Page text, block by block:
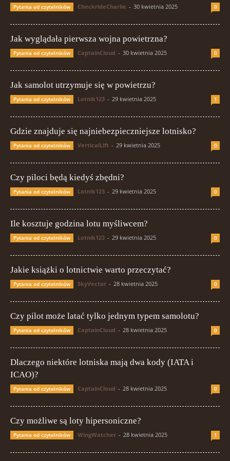
Pytania od czytelników CheckrideCharlie - 30 kwietnia 2025 0
Jak wyglądała pierwsza wojna powietrzna?
Pytania od czytelników CaptainCloud - 30 kwietnia 2025 0
Jak samolot utrzymuje się w powietrzu?
Pytania od czytelników Lotnik123 - 29 kwietnia 2025 1
Gdzie znajduje się najniebezpieczniejsze lotnisko?
Pytania od czytelników VerticalLift - 29 kwietnia 2025 0
Czy piloci będą kiedyś zbędni?
Pytania od czytelników Lotnik123 - 29 kwietnia 2025 0
Ile kosztuje godzina lotu myśliwcem?
Pytania od czytelników Lotnik123 - 29 kwietnia 2025 0
Jakie książki o lotnictwie warto przeczytać?
Pytania od czytelników SkyVector - 28 kwietnia 2025 0
Czy pilot może latać tylko jednym typem samolotu?
Pytania od czytelników CaptainCloud - 28 kwietnia 2025 0
Dlaczego niektóre lotniska mają dwa kody (IATA i
ICAO)?
Pytania od czytelników CaptainCloud - 28 kwietnia 2025 0
Czy możliwe są loty hipersoniczne?
Pytania od czytelników WingWatcher - 28 kwietnia 2025 1